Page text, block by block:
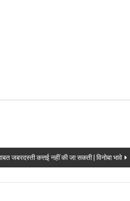
जबरदस्ती कत्तई नहीं की जा सकती | विनोबा भावे